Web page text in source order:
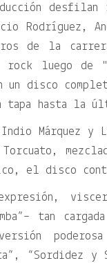
desfilan
Rodríguez,
de la
rock luego de
un disco
tapa hasta la
Márquez y
el disco
tan
“Sordidez y